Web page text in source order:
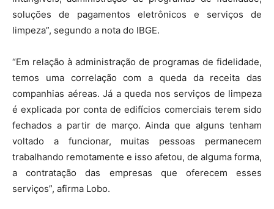
soluções de pagamentos eletrônicos e serviços de
limpeza”, segundo a nota do IBGE.
“Em relação à administração de programas de fidelidade,
temos uma correlação com a queda da receita das
companhias aéreas. Já a queda nos serviços de limpeza
é explicada por conta de edifícios comerciais terem sido
fechados a partir de março. Ainda que alguns tenham
voltado a funcionar, muitas pessoas permanecem
trabalhando remotamente e isso afetou, de alguma forma,
a contratação das empresas que oferecem esses
serviços”, afirma Lobo.